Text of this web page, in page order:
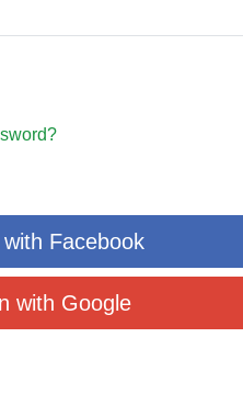
Facebook
with Google